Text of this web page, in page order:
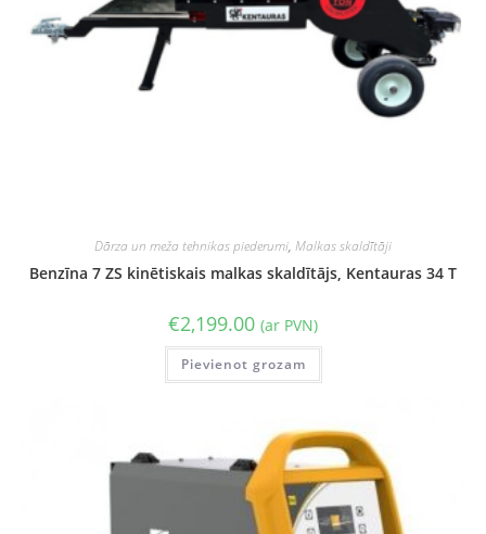
Dārza un meža tehnikas piederumi, Malkas skaldītāji
Benzīna 7 ZS kinētiskais malkas skaldītājs, Kentauras 34 T
€2,199.00 (ar PVN)
Pievienot grozam